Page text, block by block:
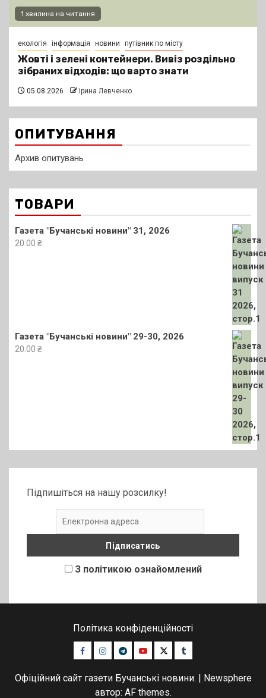
1 хвилина на читання
екологія інформація новини путівник по місту
Жовті і зелені контейнери. Вивіз роздільно
зібраних відходів: що варто знати
05.08.2026 Ірина Левченко
ОПИТУВАННЯ
Архив опитувань
ТОВАРИ
Газета "Бучанські новини" 31, 2026
20.00 ₴
Газета "Бучанські новини" 29-30, 2026
20.00 ₴
Підпишіться на нашу розсилку!
З політикою ознайомлений
Політика конфіденційності
Facebook
Instagram
TelegramYoutubeTwitterTumblr
Офіційний сайт газети Бучанські новини. | Newsphere
автор: AF themes.